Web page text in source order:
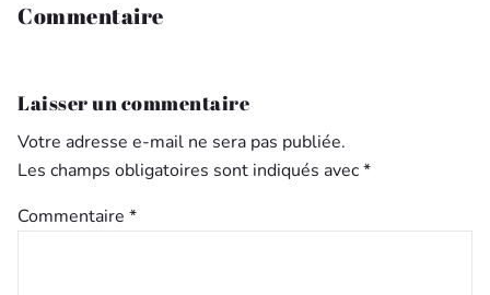
Commentaire
Laisser un commentaire
Votre adresse e-mail ne sera pas publiée.
Les champs obligatoires sont indiqués avec*
Commentaire *